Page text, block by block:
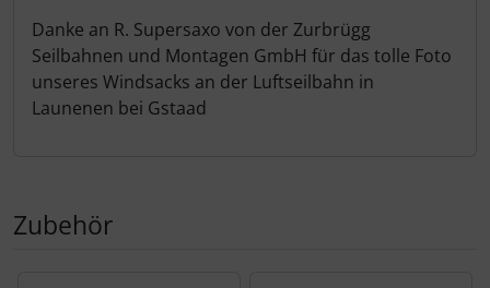
Danke an R. Supersaxo von der Zurbrügg
Seilbahnen und Montagen GmbH für das tolle Foto
unseres Windsacks an der Luftseilbahn in
Launenen bei Gstaad
Zubehör